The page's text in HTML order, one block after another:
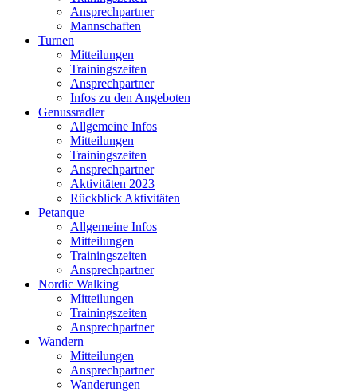
Ansprechpartner
Mannschaften
Turnen
Mitteilungen
Trainingszeiten
Ansprechpartner
Infos zu den Angeboten
Genussradler
Allgemeine Infos
Mitteilungen
Trainingszeiten
Ansprechpartner
Aktivitäten 2023
Rückblick Aktivitäten
Petanque
Allgemeine Infos
Mitteilungen
Trainingszeiten
Ansprechpartner
Nordic Walking
Mitteilungen
Trainingszeiten
Ansprechpartner
Wandern
Mitteilungen
Ansprechpartner
Wanderungen